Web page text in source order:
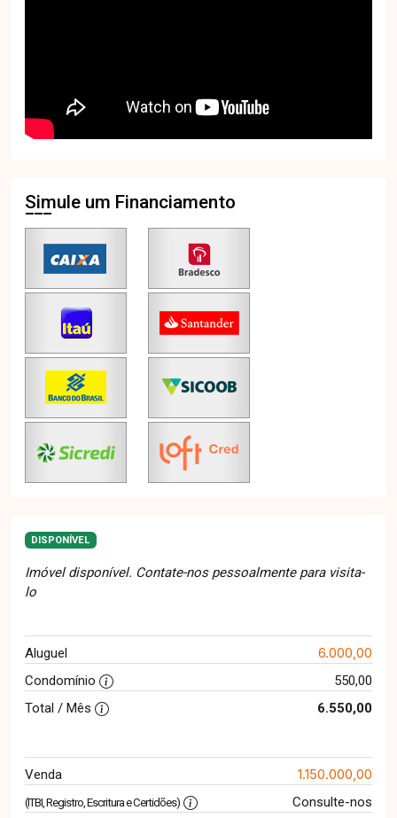
Simule um Financiamento
DISPONÍVEL
Imóvel disponível. Contate-nos pessoalmente para visita-
lo
Aluguel 6.000,00
Condomínio
550,00
Total / Mês
6.550,00
Venda 1.150.000,00
(ITBI, Registro, Escritura e Certidões)
Consulte-nos